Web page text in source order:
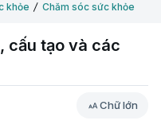
khỏe Chăm sóc sức khỏe
cấu tạo và các
Chữ lớn